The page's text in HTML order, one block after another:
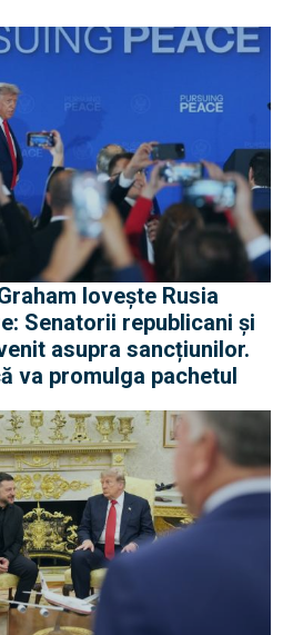
lovește Rusia
Senatorii republicani și
asupra sancțiunilor.
va promulga pachetul